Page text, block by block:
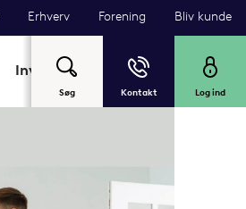
Erhverv Forening Bliv kunde
Investering Garant Om
Søg Kontakt Log ind